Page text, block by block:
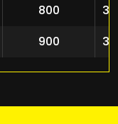
800
30
900 30